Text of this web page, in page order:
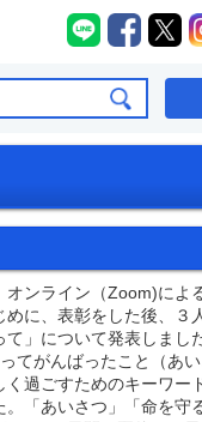
代町公式ホームページ
八千代町
八千
ンライン（Zoom)によ
めに、表彰をした後、３
て」について発表しまし
てがんばったこと（あ
く過ごすためのキーワー
「あいさつ」「命を守